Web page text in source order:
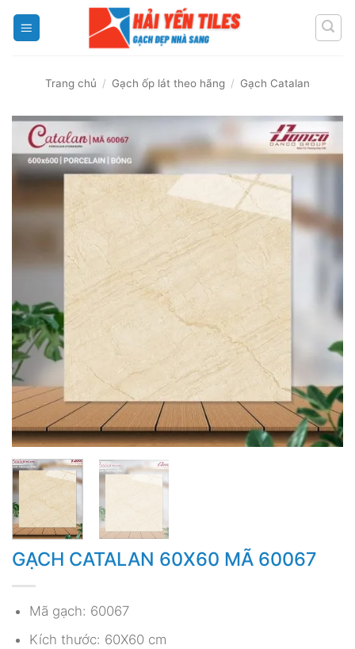
Trang chủ / Gạch ốp lát theo hãng / Gạch Catalan
GẠCH CATALAN 60X60 MÃ 60067
Mã gạch: 60067
Kích thước: 60X60 cm